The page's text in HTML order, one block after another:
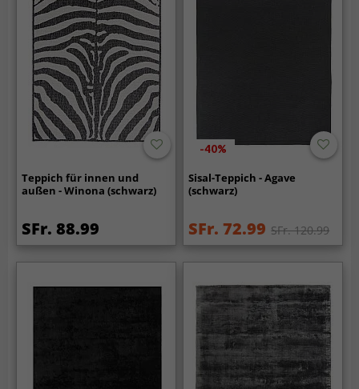
Teppich für innen und
außen - Winona (schwarz)
SFr. 88.99
-40%
Sisal-Teppich - Agave
(schwarz)
SFr. 72.99 SFr. 120.99